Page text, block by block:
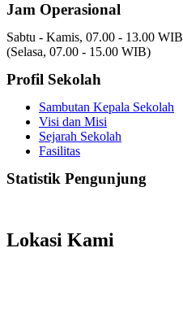
Jam Operasional
Sabtu - Kamis, 07.00 - 13.00 WIB
(Selasa, 07.00 - 15.00 WIB)
Profil Sekolah
Sambutan Kepala Sekolah
Visi dan Misi
Sejarah Sekolah
Fasilitas
Statistik Pengunjung
Lokasi Kami